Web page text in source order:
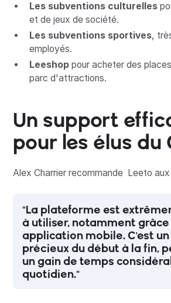
Les subventions culturelles
et de jeux de société.
Les subventions sportives,
employés.
Leeshoppour acheter des
parc d'attractions.
Un support
pour les élus du
Alex Charrier recommande Leeto
"La plateforme est
à utiliser, notamment grâce
application mobile. C'est
précieux du début à la fin,
un gain de temps
quotidien."